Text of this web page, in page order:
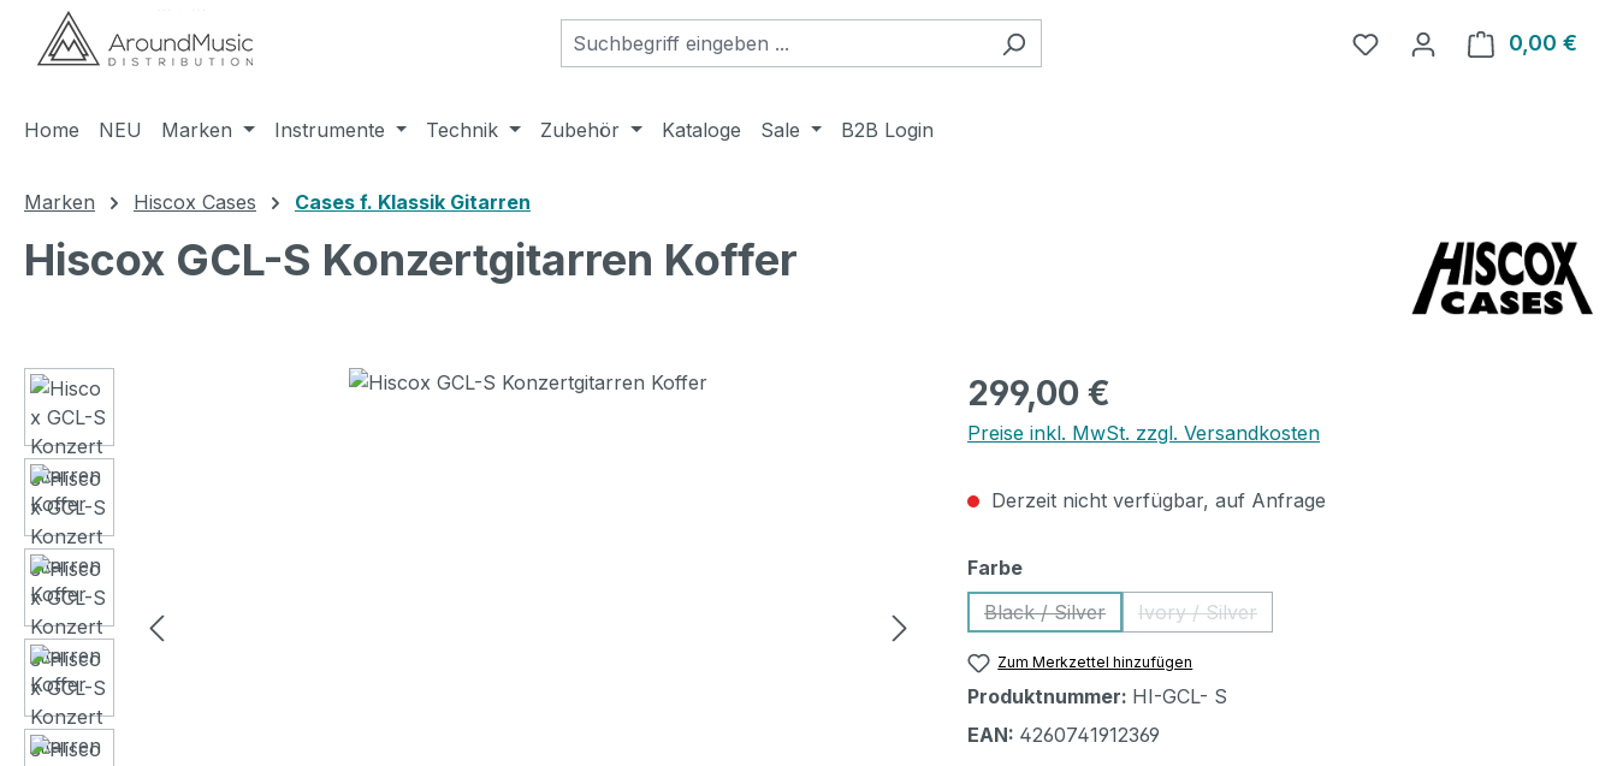
Hauptinhalt springen
Zur Suche springen
Zur Hauptnavigation springen
0,00 €
Home NEU Marken Instrumente Technik Zubehör Kataloge Sale B2B Login
Marken Hiscox Cases Cases f. Klassik Gitarren
Hiscox GCL-S Konzertgitarren Koffer
Bildergalerie überspringen Regulärer Preis:
299,00 €
Preise inkl. MwSt. zzgl. Versandkosten
Derzeit nicht verfügbar, auf Anfrage
Farbeauswählen
Black / Silver
(Diese Option ist zurzeit nicht verfügbar.)
Ivory / Silver
(Diese Option ist zurzeit nicht verfügbar.)
Zum Merkzettel hinzufügen
Produktnummer: HI-GCL- S
EAN: 4260741912369